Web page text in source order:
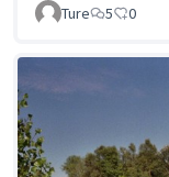
Ture
5 0